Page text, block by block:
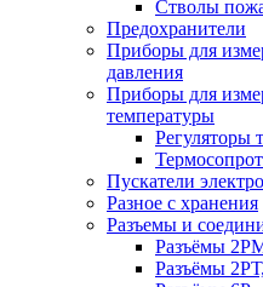
Стволы
Предохранители
Приборы для
давления
Приборы для
температуры
Регуляторы
Пускатели
Разное с хранения
Разъемы и
Разъёмы
Разъёмы